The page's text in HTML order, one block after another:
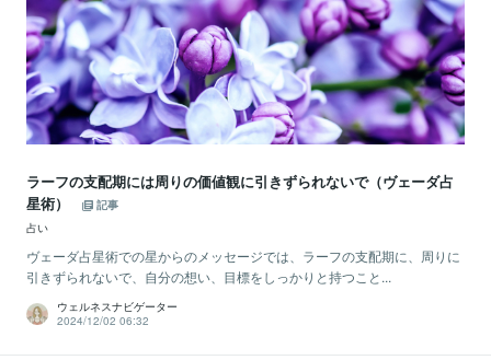
ラーフの支配期には周りの価値観に引きずられないで（ヴェーダ占
星術）
記事
占い
ヴェーダ占星術での星からのメッセージでは、ラーフの支配期に、周りに
引きずられないで、自分の想い、目標をしっかりと持つこと...
ウェルネスナビゲーター
2024/12/02 06:32